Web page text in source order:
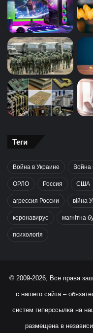
Теги
Война в Украине Война
ОРЛО Россия США
агрессия России війна
коронавирус магнітна
психологія
© 2009-2026, Все права
с нашего сайта –
систем гиперссылка на
размещена в